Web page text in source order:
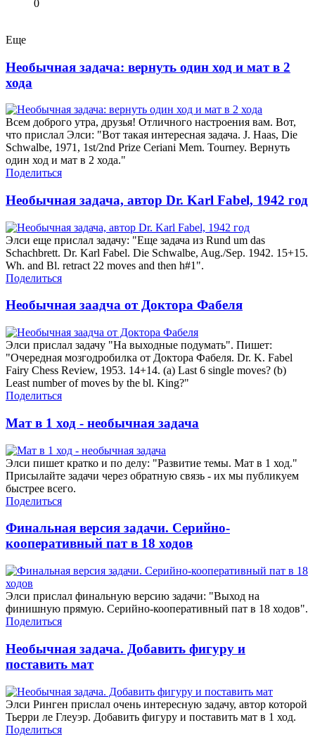
0
Еще
Необычная задача: вернуть один ход и мат в 2
хода
Всем доброго утра, друзья! Отличного настроения вам. Вот,
что прислал Элси: "Вот такая интересная задача. J. Haas, Die
Schwalbe, 1971, 1st/2nd Prize Ceriani Mem. Tourney. Вернуть
один ход и мат в 2 хода."
Поделиться
Необычная задача, автор Dr. Karl Fabel, 1942 год
Элси еще прислал задачу: "Еще задача из Rund um das
Schachbrett. Dr. Karl Fabel. Die Schwalbe, Aug./Sep. 1942. 15+15.
Wh. and Bl. retract 22 moves and then h#1".
Поделиться
Необычная заадча от Доктора Фабеля
Элси прислал задачу "На выходные подумать". Пишет:
"Очередная мозгодробилка от Доктора Фабеля. Dr. K. Fabel
Fairy Chess Review, 1953. 14+14. (a) Last 6 single moves? (b)
Least number of moves by the bl. King?"
Поделиться
Мат в 1 ход - необычная задача
Элси пишет кратко и по делу: "Развитие темы. Мат в 1 ход."
Присылайте задачи через обратную связь - их мы публикуем
быстрее всего.
Поделиться
Финальная версия задачи. Серийно-
кооперативный пат в 18 ходов
Элси прислал финальную версию задачи: "Выход на
финишную прямую. Серийно-кооперативный пат в 18 ходов".
Поделиться
Необычная задача. Добавить фигуру и
поставить мат
Элси Ринген прислал очень интересную задачу, автор которой
Тьерри ле Глеуэр. Добавить фигуру и поставить мат в 1 ход.
Поделиться